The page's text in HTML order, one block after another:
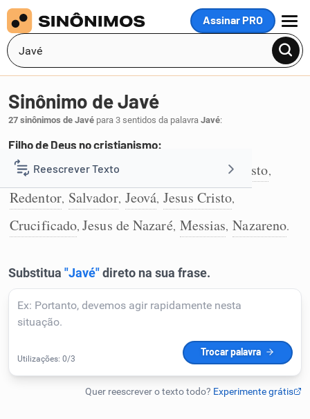
Assinar PRO
MENU
Reescrever Texto
Resumir Texto
Detector de IA
Humanizador de IA
Sinônimo de Javé
27 sinônimos de Javé para 3 sentidos da palavra Javé:
Filho de Deus no cristianismo:
1 Jesus,divindade ,Cristo,
Redentor, Salvador, Jeová, Jesus Cristo,
Crucificado,Jesus de Nazaré, Messias, Nazareno.